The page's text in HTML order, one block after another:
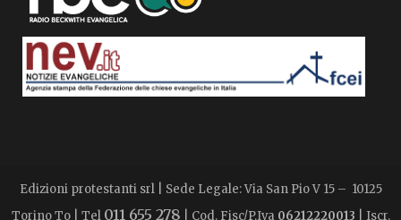
Edizioni protestanti srl | Sede Legale: Via San Pio V 15 – 10125
Torino To | Tel 011 655 278 | Cod. Fisc/P.Iva 06212220013 | Iscr.